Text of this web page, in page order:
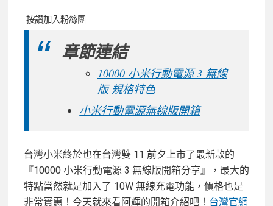
按讚加入粉絲團
章節連結
10000 小米行動電源 3 無線
版 規格特色
小米行動電源無線版開箱
台灣小米終於也在台灣雙 11 前夕上市了最新款的
『10000 小米行動電源 3 無線版開箱分享』，最大的
特點當然就是加入了 10W 無線充電功能，價格也是
非常實惠！今天就來看阿輝的開箱介紹吧！ 台灣官網